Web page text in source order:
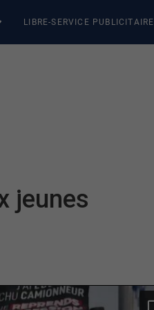
LIBRE-SERVICE PUBLICITAIRE
jeunes